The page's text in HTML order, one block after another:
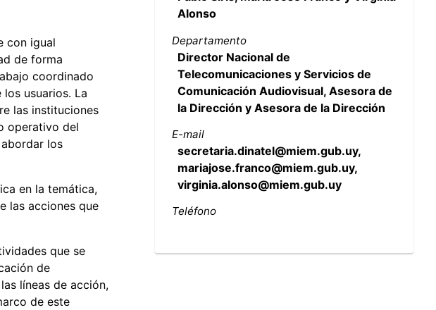
con igual
de forma
coordinado
usuarios. La
las instituciones
operativo del
los
en la temática,
las acciones que
que se
de
líneas de acción,
de este
Alonso
Departamento
Director Nacional de
Telecomunicaciones y Servicios de
Comunicación Audiovisual, Asesora de
la Dirección y Asesora de la Dirección
E-mail
secretaria.dinatel@miem.gub.uy,
mariajose.franco@miem.gub.uy,
virginia.alonso@miem.gub.uy
Teléfono